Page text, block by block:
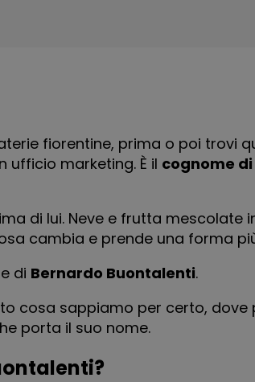
fiorentine, prima o poi trovi
ufficio marketing. È il cognome
di lui. Neve e frutta mescolate
cambia e prende una forma
di Bernardo Buontalenti.
cosa sappiamo per certo,
porta il suo nome.